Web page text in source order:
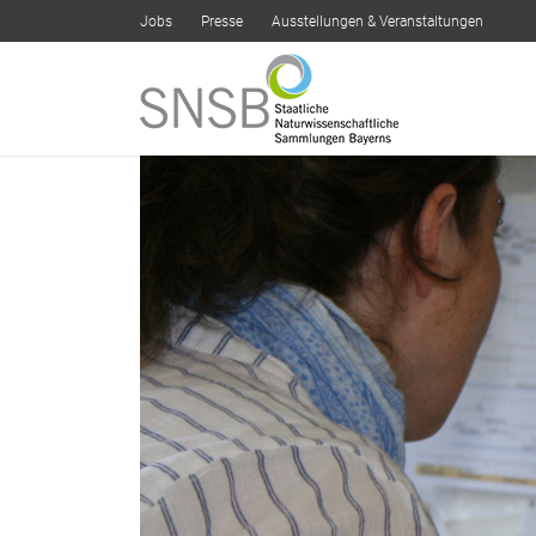
Jobs Presse Ausstellungen & Veranstaltungen